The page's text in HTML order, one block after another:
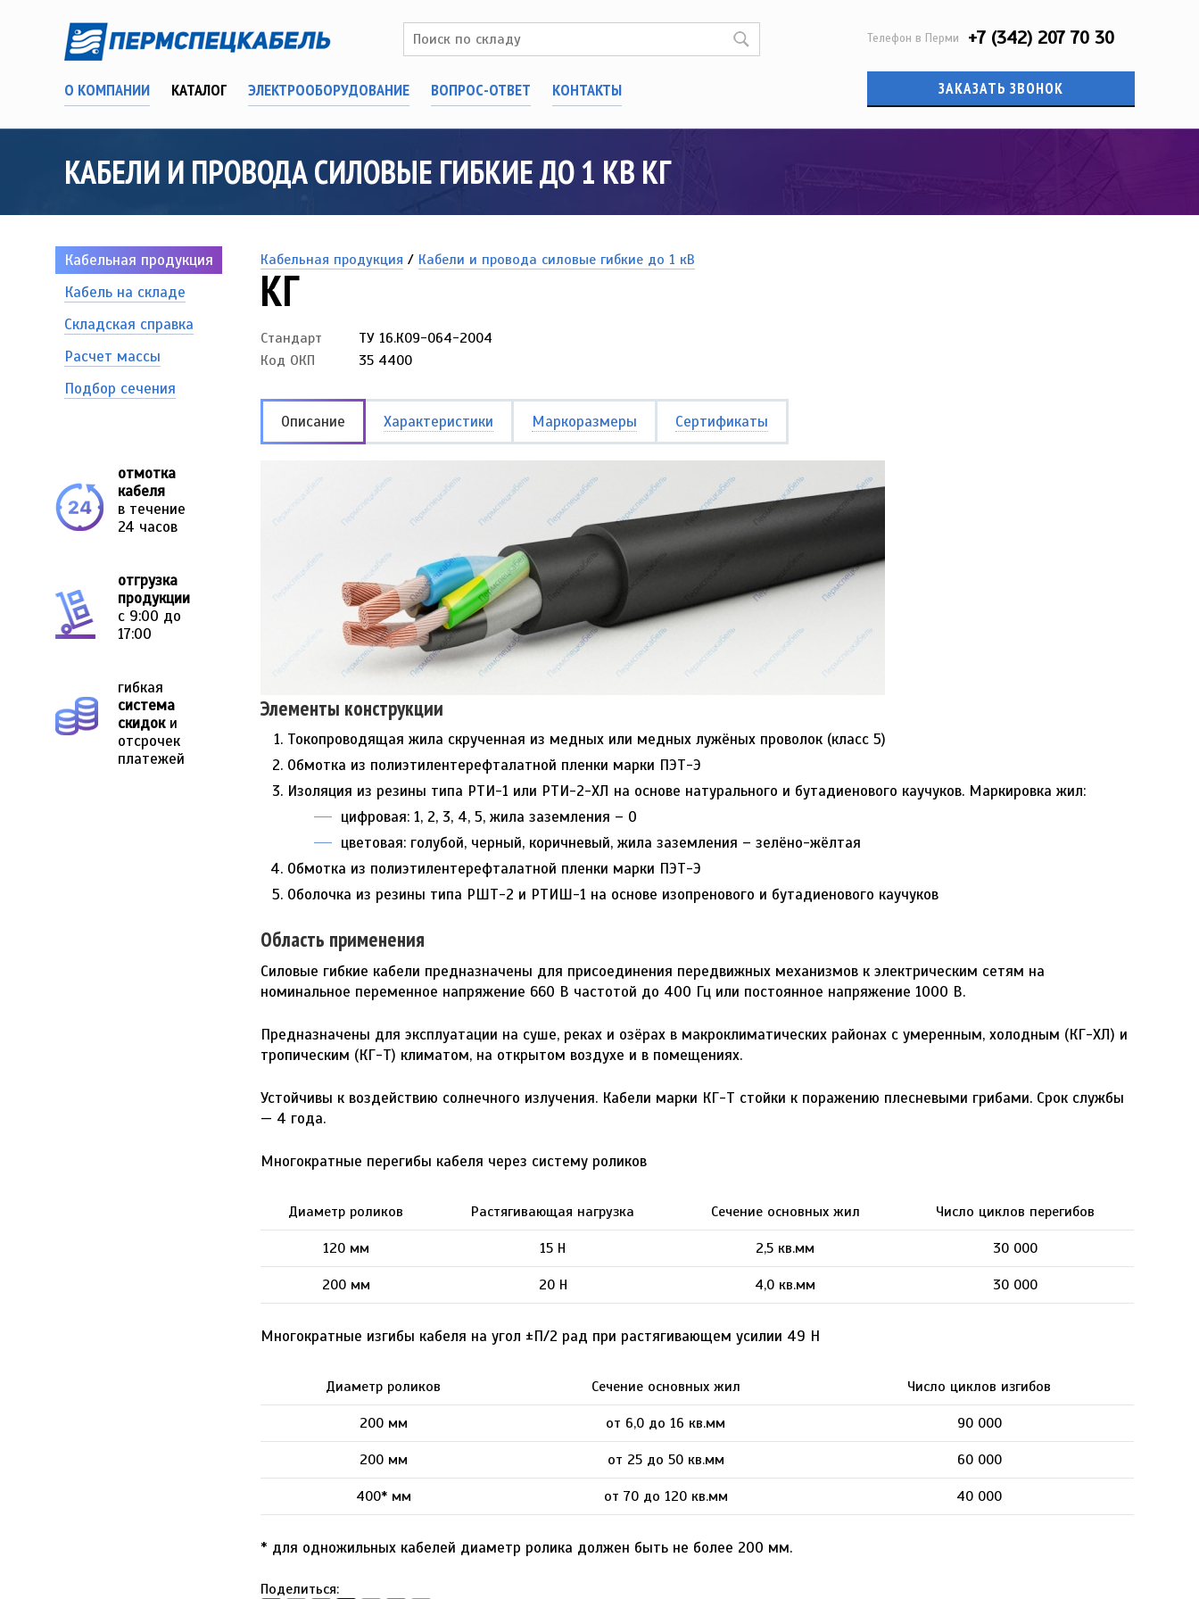
О КОМПАНИИ КАТАЛОГ ЭЛЕКТРООБОРУДОВАНИЕ ВОПРОС-ОТВЕТ КОНТАКТЫ
Телефон в Перми +7 (342) 207 70 30
ЗАКАЗАТЬ ЗВОНОК
КАБЕЛИ И ПРОВОДА СИЛОВЫЕ ГИБКИЕ ДО 1 КВ КГ
Кабельная продукция
Кабель на складе
Складская справка
Расчет массы
Подбор сечения
отмотка
кабеля
в течение
24 часов
отгрузка
продукции
с 9:00 до
17:00
гибкая
система
скидоки
отсрочек
платежей
Кабельная продукция / Кабели и провода силовые гибкие до 1 кВ
КГ
Стандарт
ТУ 16.К09-064-2004
Код ОКП
35 4400
Описание Характеристики Маркоразмеры Сертификаты
Элементы конструкции
Токопроводящая жила скрученная из медных или медных лужёных проволок (класс 5)
Обмотка из полиэтилентерефталатной пленки марки ПЭТ-Э
Изоляция из резины типа РТИ-1 или РТИ-2-ХЛ на основе натурального и бутадиенового каучуков. Маркировка жил:
цифровая: 1, 2, 3, 4, 5, жила заземления – 0
цветовая: голубой, черный, коричневый, жила заземления – зелёно-жёлтая
Обмотка из полиэтилентерефталатной пленки марки ПЭТ-Э
Оболочка из резины типа РШТ-2 и РТИШ-1 на основе изопренового и бутадиенового каучуков
Область применения
Силовые гибкие кабели предназначены для присоединения передвижных механизмов к электрическим сетям на
номинальное переменное напряжение 660 В частотой до 400 Гц или постоянное напряжение 1000 В.
Предназначены для эксплуатации на суше, реках и озёрах в макроклиматических районах с умеренным, холодным (КГ-ХЛ) и
тропическим (КГ-Т) климатом, на открытом воздухе и в помещениях.
Устойчивы к воздействию солнечного излучения. Кабели марки КГ-Т стойки к поражению плесневыми грибами. Срок службы
— 4 года.
Многократные перегибы кабеля через систему роликов
Диаметр роликов Растягивающая нагрузка Сечение основных жил Число циклов перегибов
120 мм 15 Н 2,5 кв.мм 30 000
200 мм 20 Н 4,0 кв.мм 30 000
Многократные изгибы кабеля на угол ±П/2 рад при растягивающем усилии 49 Н
Диаметр роликов Сечение основных жил Число циклов изгибов
200 мм от 6,0 до 16 кв.мм 90 000
200 мм от 25 до 50 кв.мм 60 000
400* мм от 70 до 120 кв.мм 40 000
* для одножильных кабелей диаметр ролика должен быть не более 200 мм.
Поделиться: